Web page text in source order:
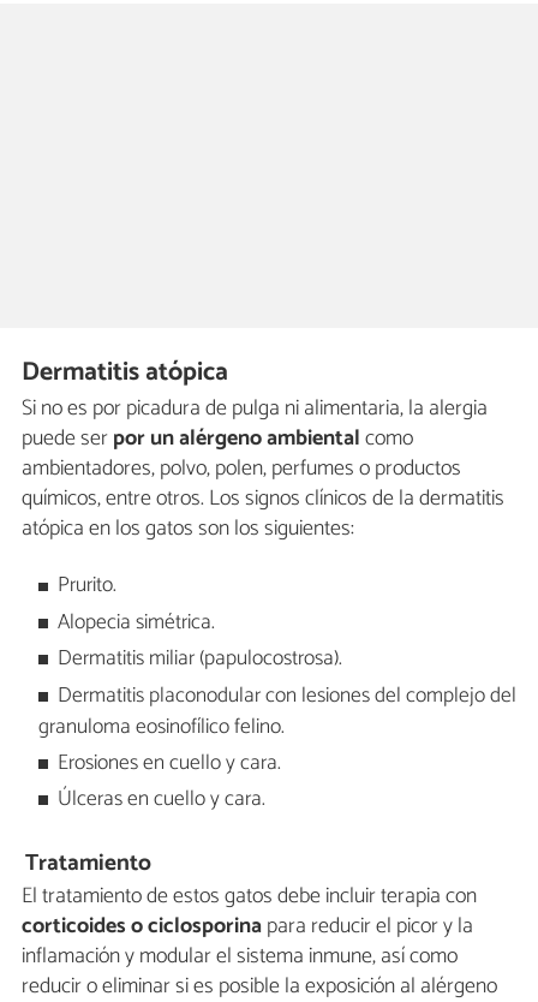
Dermatitis atópica
Si no es por picadura de pulga ni alimentaria, la alergia
puede serpor un alérgeno ambientalcomo
ambientadores, polvo, polen, perfumes o productos
químicos, entre otros. Los signos clínicos de la dermatitis
atópica en los gatos son los siguientes:
Prurito.
Alopecia simétrica.
Dermatitis miliar (papulocostrosa).
Dermatitis placonodular con lesiones del complejo del
granuloma eosinofílico felino.
Erosiones en cuello y cara.
Úlceras en cuello y cara.
Tratamiento
El tratamiento de estos gatos debe incluir terapia con
corticoides o ciclosporinapara reducir el picor y la
inflamación y modular el sistema inmune, así como
reducir o eliminar si es posible la exposición al alérgeno